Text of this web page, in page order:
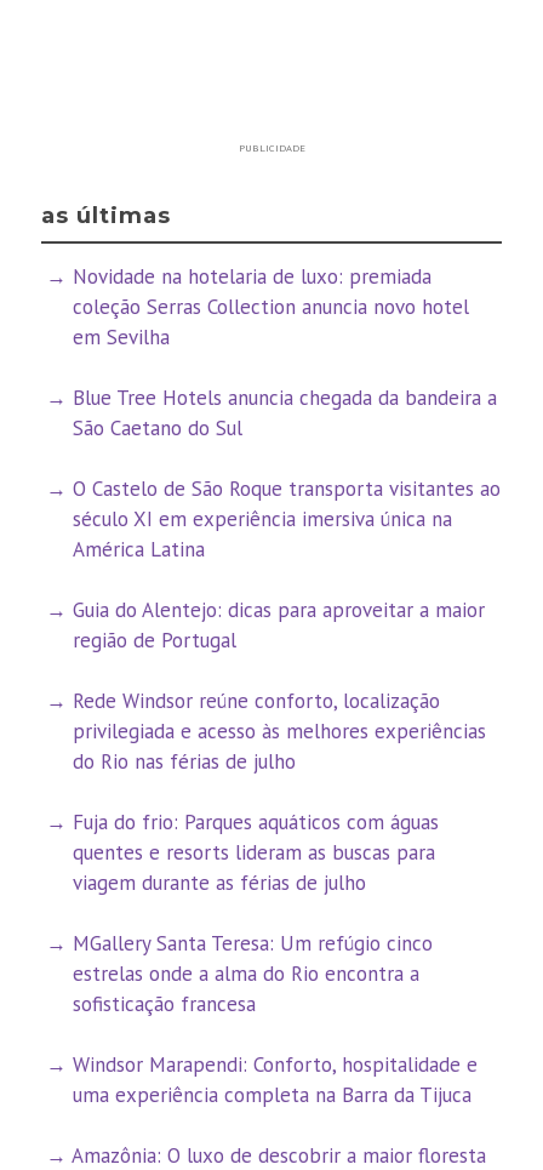
PUBLICIDADE
as últimas
Novidade na hotelaria de luxo: premiada
coleção Serras Collection anuncia novo hotel
em Sevilha
Blue Tree Hotels anuncia chegada da bandeira a
São Caetano do Sul
O Castelo de São Roque transporta visitantes ao
século XI em experiência imersiva única na
América Latina
Guia do Alentejo: dicas para aproveitar a maior
região de Portugal
Rede Windsor reúne conforto, localização
privilegiada e acesso às melhores experiências
do Rio nas férias de julho
Fuja do frio: Parques aquáticos com águas
quentes e resorts lideram as buscas para
viagem durante as férias de julho
MGallery Santa Teresa: Um refúgio cinco
estrelas onde a alma do Rio encontra a
sofisticação francesa
Windsor Marapendi: Conforto, hospitalidade e
uma experiência completa na Barra da Tijuca
Amazônia: O luxo de descobrir a maior floresta